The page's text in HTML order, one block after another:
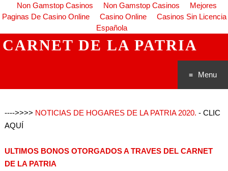
Non Gamstop Casinos Non Gamstop Casinos
Mejores
Paginas De Casino Online
Casino Online
Casinos Sin Licencia
Española
CARNET DE LA PATRIA
Menu
---->>>> NOTICIAS DE HOGARES DE LA PATRIA 2020. - CLIC
AQUÍ
ULTIMOS BONOS OTORGADOS A TRAVES DEL CARNET
DE LA PATRIA